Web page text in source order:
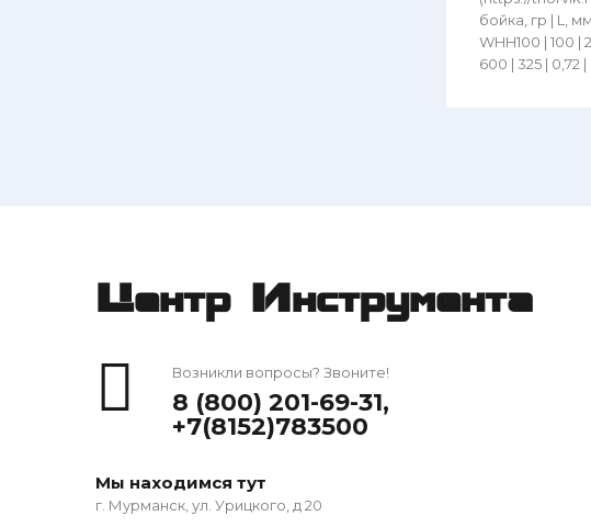
бойка, гр | L,
WHH100 | 100 |
600 | 325 | 0,72
Центр Инструмента
Возникли вопросы? Звоните!
8 (800) 201-69-31,
+7(8152)783500
Мы находимся тут
г. Мурманск, ул. Урицкого, д 20